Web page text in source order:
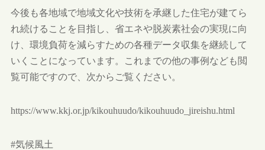
今後も各地域で地域文化や技術を承継した住宅が建てら
れ続けることを目指し、省エネや脱炭素社会の実現に向
け、環境負荷を減らすための各種データ収集を継続して
いくことになっています。これまでの他の事例なども閲
覧可能ですので、次からご覧ください。
https://www.kkj.or.jp/kikouhuudo/kikouhuudo_jireishu.html
#気候風土